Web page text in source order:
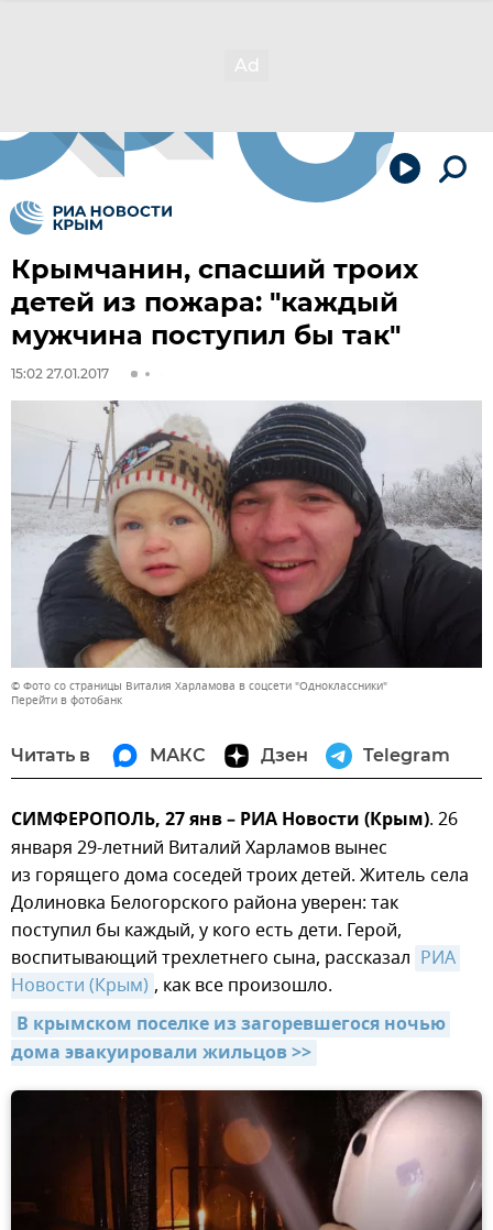
Крымчанин, спасший троих
детей из пожара: "каждый
мужчина поступил бы так"
15:02 27.01.2017
© Фото со страницы Виталия Харламова в соцсети "Одноклассники"
Перейти в фотобанк
Читать в МАКС Дзен Telegram
СИМФЕРОПОЛЬ, 27 янв – РИА Новости (Крым). 26
января 29-летний Виталий Харламов вынес
из горящего дома соседей троих детей. Житель села
Долиновка Белогорского района уверен: так
поступил бы каждый, у кого есть дети. Герой,
воспитывающий трехлетнего сына, рассказал РИА
Новости (Крым) , как все произошло.
В крымском поселке из загоревшегося ночью
дома эвакуировали жильцов >>